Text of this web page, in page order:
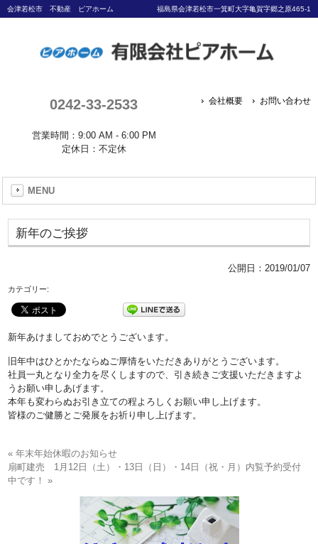
会津若松市 不動産 ピアホーム 福島県会津若松市一箕町大字亀賀字郷之原465-1
0242-33-2533
営業時間：9:00 AM - 6:00 PM
定休日：不定休
会社概要 お問い合わせ
MENU
新年のご挨拶
公開日： 2019/01/07
カテゴリー:
新年あけましておめでとうございます。
旧年中はひとかたならぬご厚情をいただきありがとうございます。
社員一丸となり全力を尽くしますので、引き続きご支援いただきますよ
うお願い申しあげます。
本年も変わらぬお引き立ての程よろしくお願い申し上げます。
皆様のご健勝とご発展をお祈り申し上げます。
« 年末年始休暇のお知らせ
扇町建売 1月12日（土）・13日（日）・14日（祝・月）内覧予約受付
中です！ »